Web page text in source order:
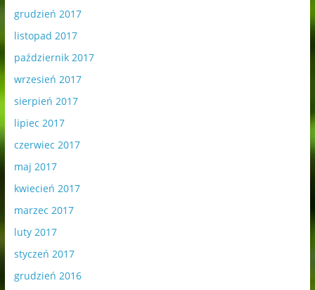
grudzień 2017
listopad 2017
październik 2017
wrzesień 2017
sierpień 2017
lipiec 2017
czerwiec 2017
maj 2017
kwiecień 2017
marzec 2017
luty 2017
styczeń 2017
grudzień 2016